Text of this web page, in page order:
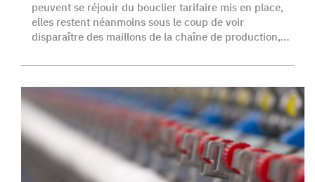
peuvent se réjouir du bouclier tarifaire mis en place,
elles restent néanmoins sous le coup de voir
disparaître des maillons de la chaîne de production,…